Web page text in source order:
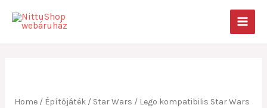
MAIN
Home/ Építőjáték/ Star Wars / Lego kompatibilis Star Wars